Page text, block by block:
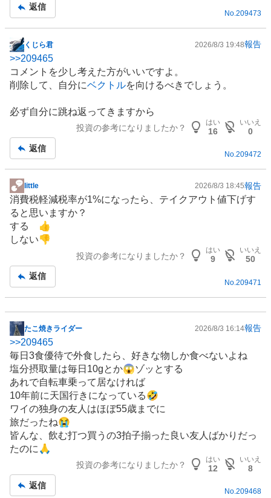
事
返信
No. 209473
掲
示
板
記
くじら君 2026/8/3 19:48報告
>>209465
コメントを少し考えた方がいいですよ。
削除して、自分にベクトルを向けるべきでしょう。
必ず自分に跳ね返ってきますから
投資の参考になりましたか？
はい
16
いいえ
0
返信
No.209472
掲
示
板
記
事
little 2026/8/3 18:45報告
消費税軽減税率が1%になったら、テイクアウト値下げす
ると思いますか？
する 👍️
しない👎️
投資の参考になりましたか？
はい
9
いいえ
50
返信
No. 209471
掲
示
板
記
事
たこ焼きライダー 2026/8/3 16:14報告
>>209465
毎日3食優待で外食 したら、好きな物しか食べないよね
塩分摂取量は毎日10gとか😱ゾッとする
あれで自転車乗って居なければ
10年前に天国行きになっている🤣
ワイの独身の友人はほぼ55歳までに
旅だったね😭
皆んな、飲む打つ買うの3拍子揃った良い友人ばかりだっ
たのに🙏
投資の参考になりましたか？
はい
12
いいえ
8
返信
No.209468